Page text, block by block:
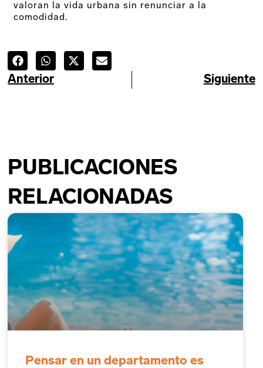
valoran la vida urbana sin renunciar a la
comodidad.
Anterior Siguiente
PUBLICACIONES
RELACIONADAS
Pensar en un departamento es